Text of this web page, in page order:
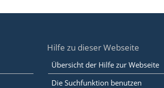
Hilfe zu dieser Webseite
Übersicht der Hilfe zur Webseite
Die Suchfunktion benutzen